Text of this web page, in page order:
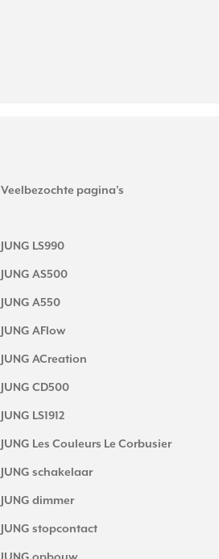
Veelbezochte pagina's
JUNG LS990
JUNG AS500
JUNG A550
JUNG AFlow
JUNG ACreation
JUNG CD500
JUNG LS1912
JUNG Les Couleurs Le Corbusier
JUNG schakelaar
JUNG dimmer
JUNG stopcontact